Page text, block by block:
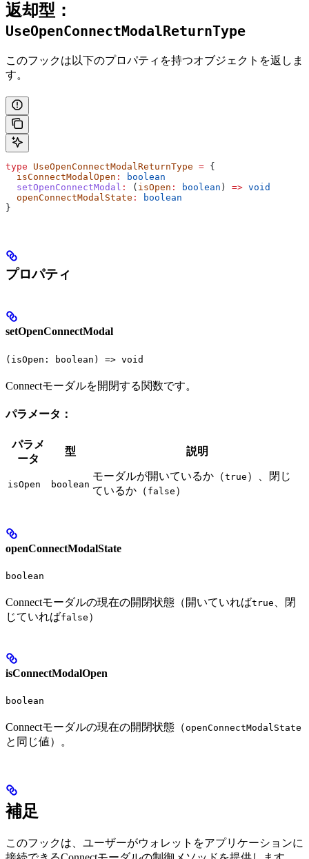
返却型：
UseOpenConnectModalReturnType
このフックは以下のプロパティを持つオブジェクトを返しま
す。
type UseOpenConnectModalReturnType = {
  isConnectModalOpen
:
boolean
  setOpenConnectModal
: ( isOpen : boolean ) => void
  openConnectModalState
:
boolean
}
プロパティ
setOpenConnectModal
(isOpen: boolean) => void
Connectモーダルを開閉する関数です。
パラメータ：
パラメ
ータ
型 説明
isOpen boolean
モーダルが開いているか（true ）、閉じ
ているか（ false ）
openConnectModalState
boolean
Connectモーダルの現在の開閉状態（開いていればtrue
、閉
じていればfalse ）
isConnectModalOpen
boolean
Connectモーダルの現在の開閉状態（openConnectModalState
と同じ値）。
補足
このフックは、ユーザーがウォレットをアプリケーションに